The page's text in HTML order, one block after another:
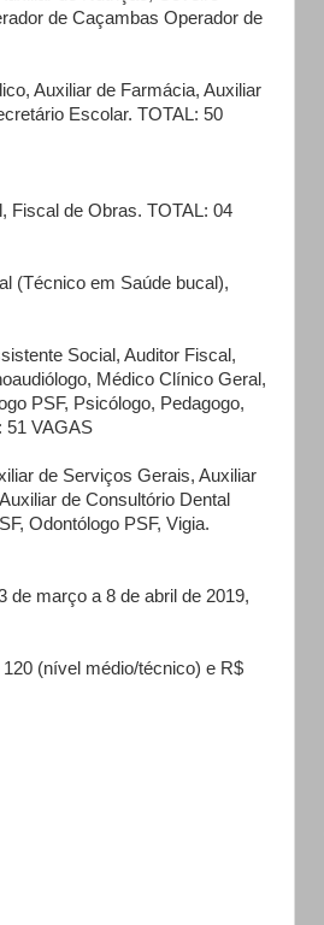
de Caçambas Operador de
Auxiliar de Farmácia, Auxiliar
Escolar. TOTAL: 50
Fiscal de Obras. TOTAL: 04
(Técnico em Saúde bucal),
Social, Auditor Fiscal,
Médico Clínico Geral,
PSF, Psicólogo, Pedagogo,
51 VAGAS
de Serviços Gerais, Auxiliar
de Consultório Dental
Odontólogo PSF, Vigia.
de março a 8 de abril de 2019,
(nível médio/técnico) e R$